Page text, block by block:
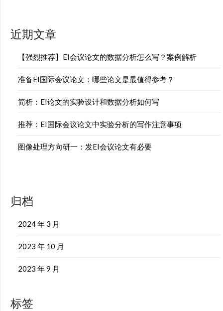
近期文章
【强烈推荐】EI会议论文的数据分析怎么写？案例解析
准备EI国际会议论文：哪些论文是最值得参考？
简析：EI论文的实验设计和数据分析如何写
推荐：EI国际会议论文中实验分析的写作注意事项
图像处理方向研一：发EI会议论文有必要
归档
2024 年 3 月
2023 年 10 月
2023 年 9 月
标签